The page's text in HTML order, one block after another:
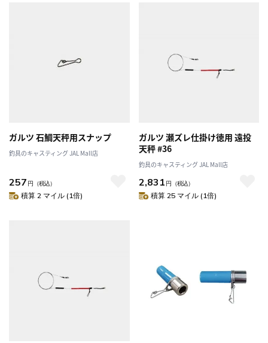
ガルツ 石鯛天秤用スナップ
釣具のキャスティング JAL Mall店
257 円 （税込）
積算 2 マイル (1倍)
ガルツ 瀬ズレ仕掛け徳用 遠投
天秤 #36
釣具のキャスティング JAL Mall店
2,831 円 （税込）
積算 25 マイル (1倍)